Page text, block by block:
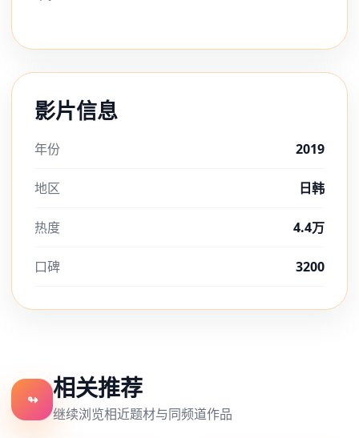
影片信息
年份 2019
地区 日韩
热度 4.4万
口碑 3200
↬ 相关推荐
继续浏览相近题材与同频道作品